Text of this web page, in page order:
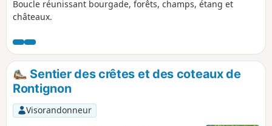
Boucle réunissant bourgade, forêts, champs, étang et
châteaux.
Sentier des crêtes et des coteaux de
Rontignon
Visorandonneur